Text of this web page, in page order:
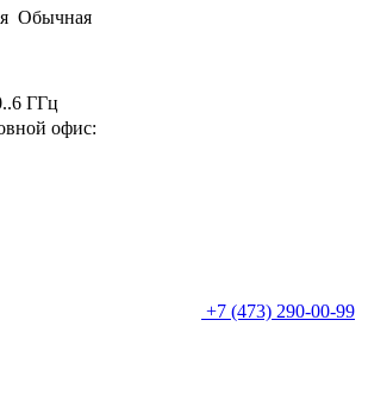
Обычная
ГГц
офис:
+7 (473) 290-00-99